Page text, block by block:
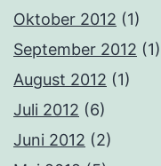
Oktober 2012 (1)
September 2012 (1)
August 2012 (1)
Juli 2012 (6)
Juni 2012 (2)